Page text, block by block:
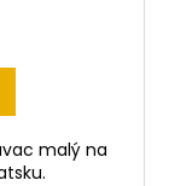
malý na